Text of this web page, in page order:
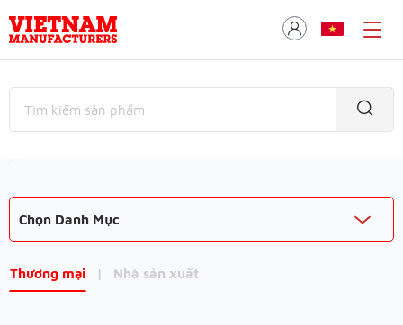
Chọn Danh Mục
Thương mại | Nhà sản xuất